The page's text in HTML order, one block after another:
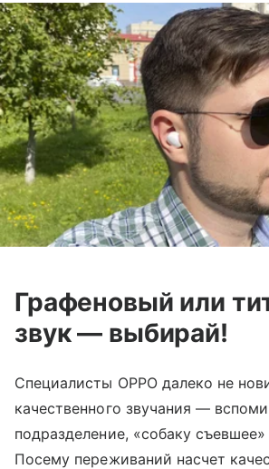
Графеновый или
звук — выбирай!
Специалисты OPPO далеко не
качественного звучания —
подразделение, «собаку
Посему переживаний насчет